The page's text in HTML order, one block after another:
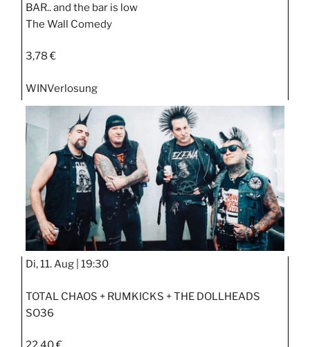
BAR.. and the bar is low
The Wall Comedy
3,78 €
WINVerlosung
Di, 11. Aug | 19:30
TOTAL CHAOS + RUMKICKS + THE DOLLHEADS
SO36